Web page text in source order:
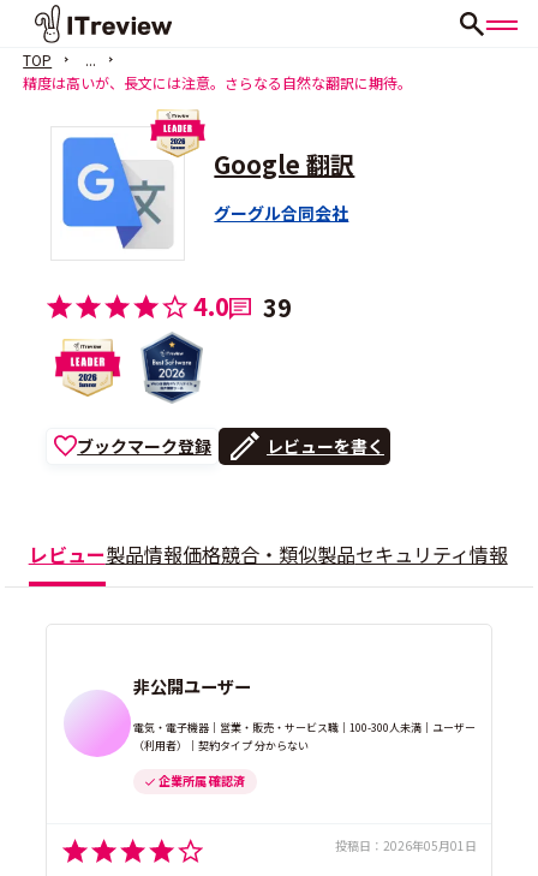
TOP
...
精度は高いが、長文には注意。さらなる自然な翻訳に期待。
Google 翻訳
グーグル合同会社
4.0 39
ブックマーク登録 レビューを書く
レビュー製品情報価格競合・類似製品セキュリティ情報
非公開ユーザー
電気・電子機器｜営業・販売・サービス職｜100-300人未満｜ユーザー
（利用者）｜契約タイプ 分からない
企業所属 確認済
投稿日： 2026年05月01日